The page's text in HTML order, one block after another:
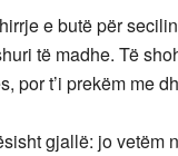
e butë për
të madhe. Të
por t’i prekëm me
gjallë: jo vetëm